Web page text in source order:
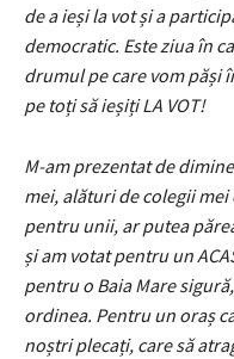
de a ieși la vot și a
democratic. Este ziua în
drumul pe care vom păși
pe toți să ieșiți LA VOT!
M-am prezentat de
mei, alături de colegii
pentru unii, ar putea
și am votat pentru un
pentru o Baia Mare
ordinea. Pentru un oraș
noștri plecați, care să